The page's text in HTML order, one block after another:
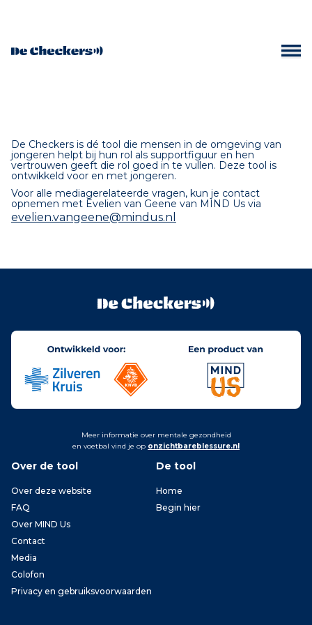
De Checkers is dé tool die mensen in de omgeving van
jongeren helpt bij hun rol als supportfiguur en hen
vertrouwen geeft die rol goed in te vullen. Deze tool is
ontwikkeld voor en met jongeren.
Voor alle mediagerelateerde vragen, kun je contact
opnemen met Evelien van Geene van MIND Us via
evelien.vangeene@mindus.nl
Meer informatie over mentale gezondheid
en voetbal vind je op onzichtbareblessure.nl
Over de tool De tool
Over deze website
FAQ
Over MIND Us
Contact
Media
Colofon
Privacy en gebruiksvoorwaarden
Home
Begin hier